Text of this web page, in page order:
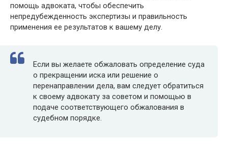
помощь адвоката, чтобы обеспечить
непредубежденность экспертизы и правильность
применения ее результатов к вашему делу.
Если вы желаете обжаловать определение суда
о прекращении иска или решение о
перенаправлении дела, вам следует обратиться
к своему адвокату за советом и помощью в
подаче соответствующего обжалования в
судебном порядке.